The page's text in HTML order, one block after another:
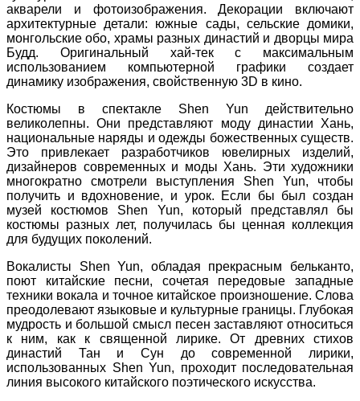
акварели и фотоизображения. Декорации включают
архитектурные детали: южные сады, сельские домики,
монгольские обо, храмы разных династий и дворцы мира
Будд. Оригинальный хай-тек с максимальным
использованием компьютерной графики создает
динамику изображения, свойственную 3D в кино.
Костюмы в спектакле Shen Yun действительно
великолепны. Они представляют моду династии Хань,
национальные наряды и одежды божественных существ.
Это привлекает разработчиков ювелирных изделий,
дизайнеров современных и моды Хань. Эти художники
многократно смотрели выступления Shen Yun, чтобы
получить и вдохновение, и урок. Если бы был создан
музей костюмов Shen Yun, который представлял бы
костюмы разных лет, получилась бы ценная коллекция
для будущих поколений.
Вокалисты Shen Yun, обладая прекрасным бельканто,
поют китайские песни, сочетая передовые западные
техники вокала и точное китайское произношение. Слова
преодолевают языковые и культурные границы. Глубокая
мудрость и большой смысл песен заставляют относиться
к ним, как к священной лирике. От древних стихов
династий Тан и Сун до современной лирики,
использованных Shen Yun, проходит последовательная
линия высокого китайского поэтического искусства.